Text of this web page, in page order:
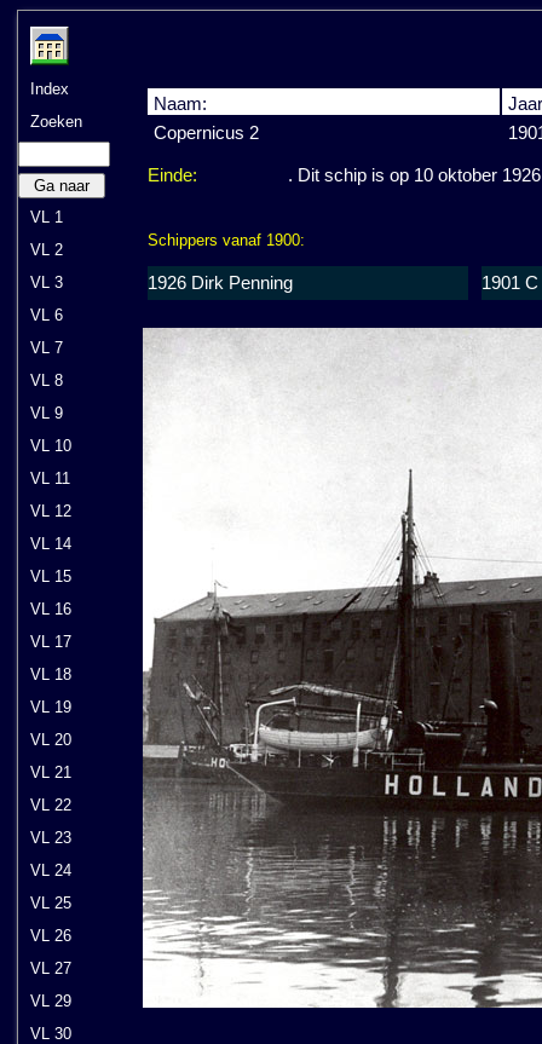
Index
Zoeken
Ga naar
VL 1
VL 2
VL 3
VL 6
VL 7
VL 8
VL 9
VL 10
VL 11
VL 12
VL 14
VL 15
VL 16
VL 17
VL 18
VL 19
VL 20
VL 21
VL 22
VL 23
VL 24
VL 25
VL 26
VL 27
VL 29
VL 30
Naam:
Copernicus 2
Einde: . Dit schip is op 10 oktober
Schippers vanaf 1900:
1926 Dirk Penning 1901